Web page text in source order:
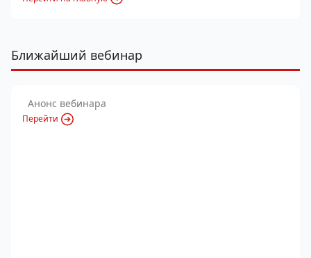
Ближайший вебинар
Анонс вебинара
Перейти